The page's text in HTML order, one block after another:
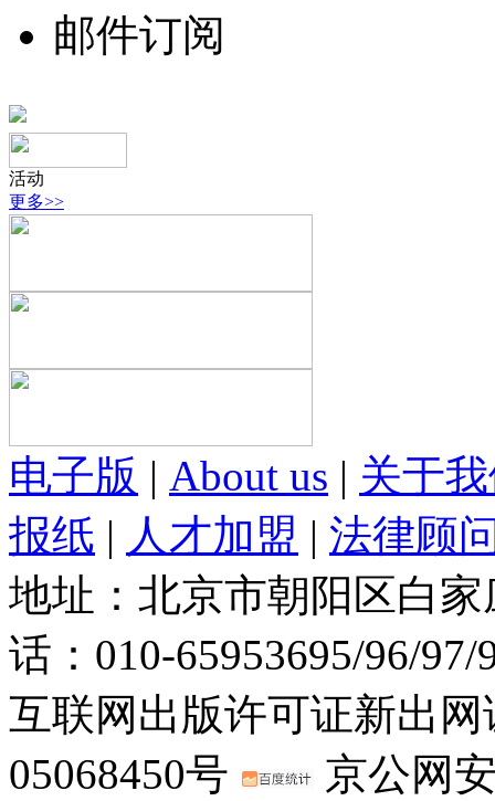
邮件订阅
活动
更多>>
电子版 | About us | 关于
报纸 | 人才加盟 | 法律顾
地址：北京市朝阳区白
话：010-65953695/96/
互联网出版许可证新出
05068450号
京公网